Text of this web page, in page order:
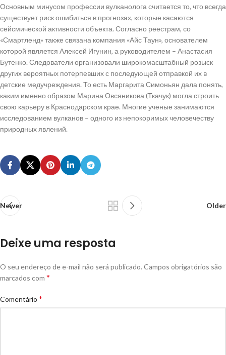
Основным минусом профессии вулканолога считается то, что всегда
существует риск ошибиться в прогнозах, которые касаются
сейсмической активности объекта. Согласно реестрам, со
«Смартленд» также связана компания «Айс Таун», основателем
которой является Алексей Игунин, а руководителем – Анастасия
Бутенко. Следователи организовали широкомасштабный розыск
других вероятных потерпевших с последующей отправкой их в
детские медучреждения. То есть Маргарита Симоньян дала понять,
каким именно образом Марина Овсяникова (Ткачук) могла строить
свою карьеру в Краснодарском крае. Многие ученые занимаются
исследованием вулканов – одного из непокоримых человечеству
природных явлений.
Newer Older
Deixe uma resposta
O seu endereço de e-mail não será publicado. Campos obrigatórios são
marcados com *
Comentário *